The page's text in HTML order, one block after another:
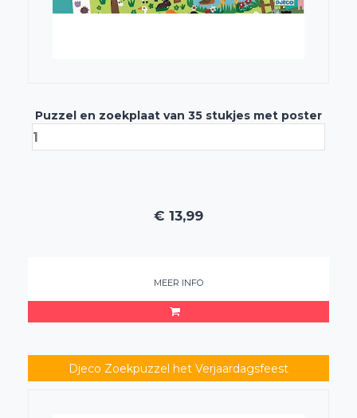
Puzzel en zoekplaat van 35 stukjes met poster
€ 13,99
MEER INFO
Djeco Zoekpuzzel het Verjaardagsfeest